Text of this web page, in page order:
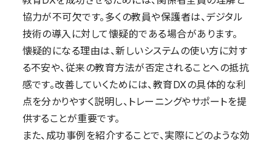
協力が不可欠です。多くの教員や保護者は、デジタル
技術の導入に対して懐疑的である場合があります。
懐疑的になる理由は、新しいシステムの使い方に対す
る不安や、従来の教育方法が否定されることへの抵抗
感です。改善していくためには、教育DXの具体的な利
点を分かりやすく説明し、トレーニングやサポートを提
供することが重要です。
また、成功事例を紹介することで、実際にどのような効